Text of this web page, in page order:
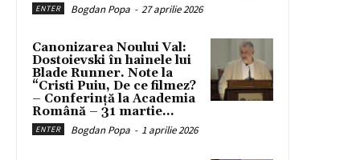
ENTER Bogdan Popa - 27 aprilie 2026
Canonizarea Noului Val:
Dostoievski în hainele lui
Blade Runner. Note la
“Cristi Puiu, De ce filmez?
– Conferință la Academia
Română – 31 martie...
ENTER Bogdan Popa - 1 aprilie 2026